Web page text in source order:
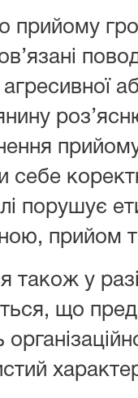
прийому
себе
порушує
прийом
також у
що